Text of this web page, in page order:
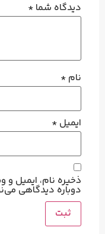
دیدگاه شما *
نام *
ایمیل *
ذخیره نام، ایمیل و
دوباره دیدگاهی